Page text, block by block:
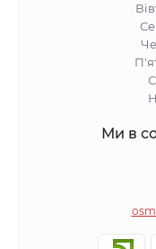
Ми в